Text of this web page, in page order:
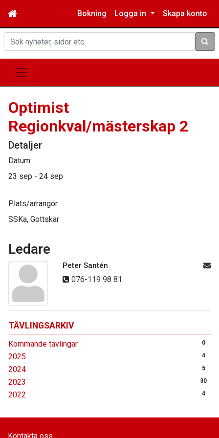
Bokning Logga in Skapa konto
Sök
TÄVLINGSARKIV
Kommande tävlingar 0
2025 4
2024 5
2023 30
2022 4
Optimist
Regionkval/mästerskap 2
Detaljer
Datum
23 sep - 24 sep
Plats/arrangör
SSKa, Gottskär
Ledare
Peter Santén
076-119 98 81
Kontakta oss